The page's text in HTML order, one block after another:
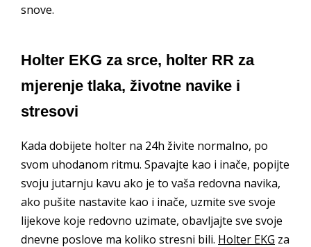
snove.
Holter EKG za srce, holter RR za
mjerenje tlaka, životne navike i
stresovi
Kada dobijete holter na 24h živite normalno, po
svom uhodanom ritmu. Spavajte kao i inače, popijte
svoju jutarnju kavu ako je to vaša redovna navika,
ako pušite nastavite kao i inače, uzmite sve svoje
lijekove koje redovno uzimate, obavljajte sve svoje
dnevne poslove ma koliko stresni bili. Holter EKG za